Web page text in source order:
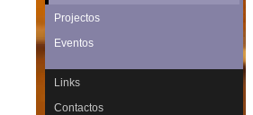
Projectos
Eventos
Links
Contactos